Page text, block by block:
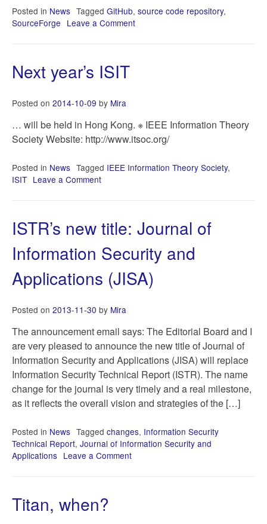
Posted in News Tagged GitHub, source code repository,
SourceForge Leave a Comment
Next year’s ISIT
Posted on 2014-10-09 by Mira
… will be held in Hong Kong. ※ IEEE Information Theory
Society Website: http://www.itsoc.org/
Posted in News Tagged IEEE Information Theory Society,
ISIT Leave a Comment
ISTR’s new title: Journal of
Information Security and
Applications (JISA)
Posted on 2013-11-30 by Mira
The announcement email says: The Editorial Board and I
are very pleased to announce the new title of Journal of
Information Security and Applications (JISA) will replace
Information Security Technical Report (ISTR). The name
change for the journal is very timely and a real milestone,
as it reflects the overall vision and strategies of the […]
Posted in News Tagged changes, Information Security
Technical Report, Journal of Information Security and
Applications Leave a Comment
Titan, when?